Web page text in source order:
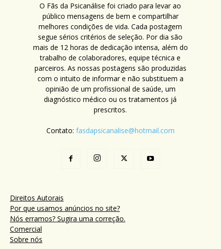
O Fãs da Psicanálise foi criado para levar ao
público mensagens de bem e compartilhar
melhores condições de vida. Cada postagem
segue sérios critérios de seleção. Por dia são
mais de 12 horas de dedicação intensa, além do
trabalho de colaboradores, equipe técnica e
parceiros. As nossas postagens são produzidas
com o intuito de informar e não substituem a
opinião de um profissional de saúde, um
diagnóstico médico ou os tratamentos já
prescritos.
Contato: fasdapsicanalise@hotmail.com
Direitos Autorais
Por que usamos anúncios no site?
Nós erramos? Sugira uma correção.
Comercial
Sobre nós